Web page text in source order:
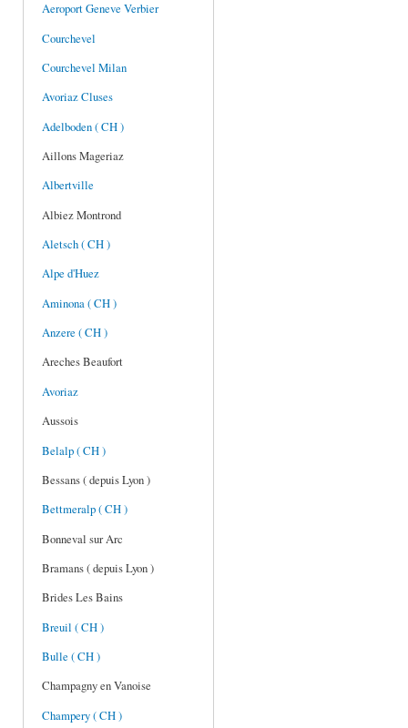
Aeroport Geneve Verbier
Courchevel
Courchevel Milan
Avoriaz Cluses
Adelboden ( CH )
Aillons Mageriaz
Albertville
Albiez Montrond
Aletsch ( CH )
Alpe d'Huez
Aminona ( CH )
Anzere ( CH )
Areches Beaufort
Avoriaz
Aussois
Belalp ( CH )
Bessans ( depuis Lyon )
Bettmeralp ( CH )
Bonneval sur Arc
Bramans ( depuis Lyon )
Brides Les Bains
Breuil ( CH )
Bulle ( CH )
Champagny en Vanoise
Champery ( CH )